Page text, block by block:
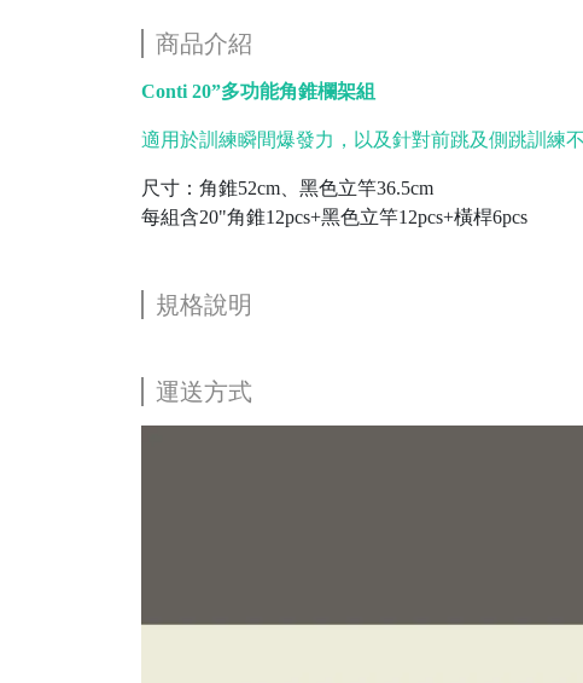
商品介紹
Conti 20”多功能角錐欄架組
適用於訓練瞬間爆發力，以及針對前跳及側跳訓練
尺寸：角錐52cm、黑色立竿36.5cm
每組含20"角錐12pcs+黑色立竿12pcs+橫桿6pcs
規格說明
運送方式